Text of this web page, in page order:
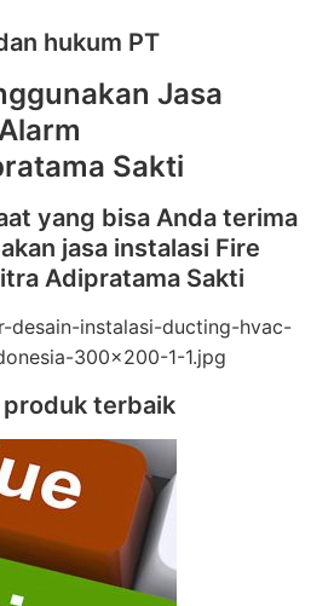
hukum PT
Jasa
Sakti
yang bisa Anda terima
jasa instalasi Fire
Adipratama Sakti
produk terbaik